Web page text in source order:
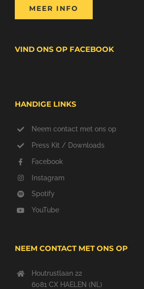
MEER INFO
VIND ONS OP FACEBOOK
HANDIGE LINKS
Neem contact met ons op
Press Kit / Downloads
Facebook
Instagram
Spotify
YouTube
NEEM CONTACT MET ONS OP
Houtrustlaan 22
6081 CX HAELEN (NL)